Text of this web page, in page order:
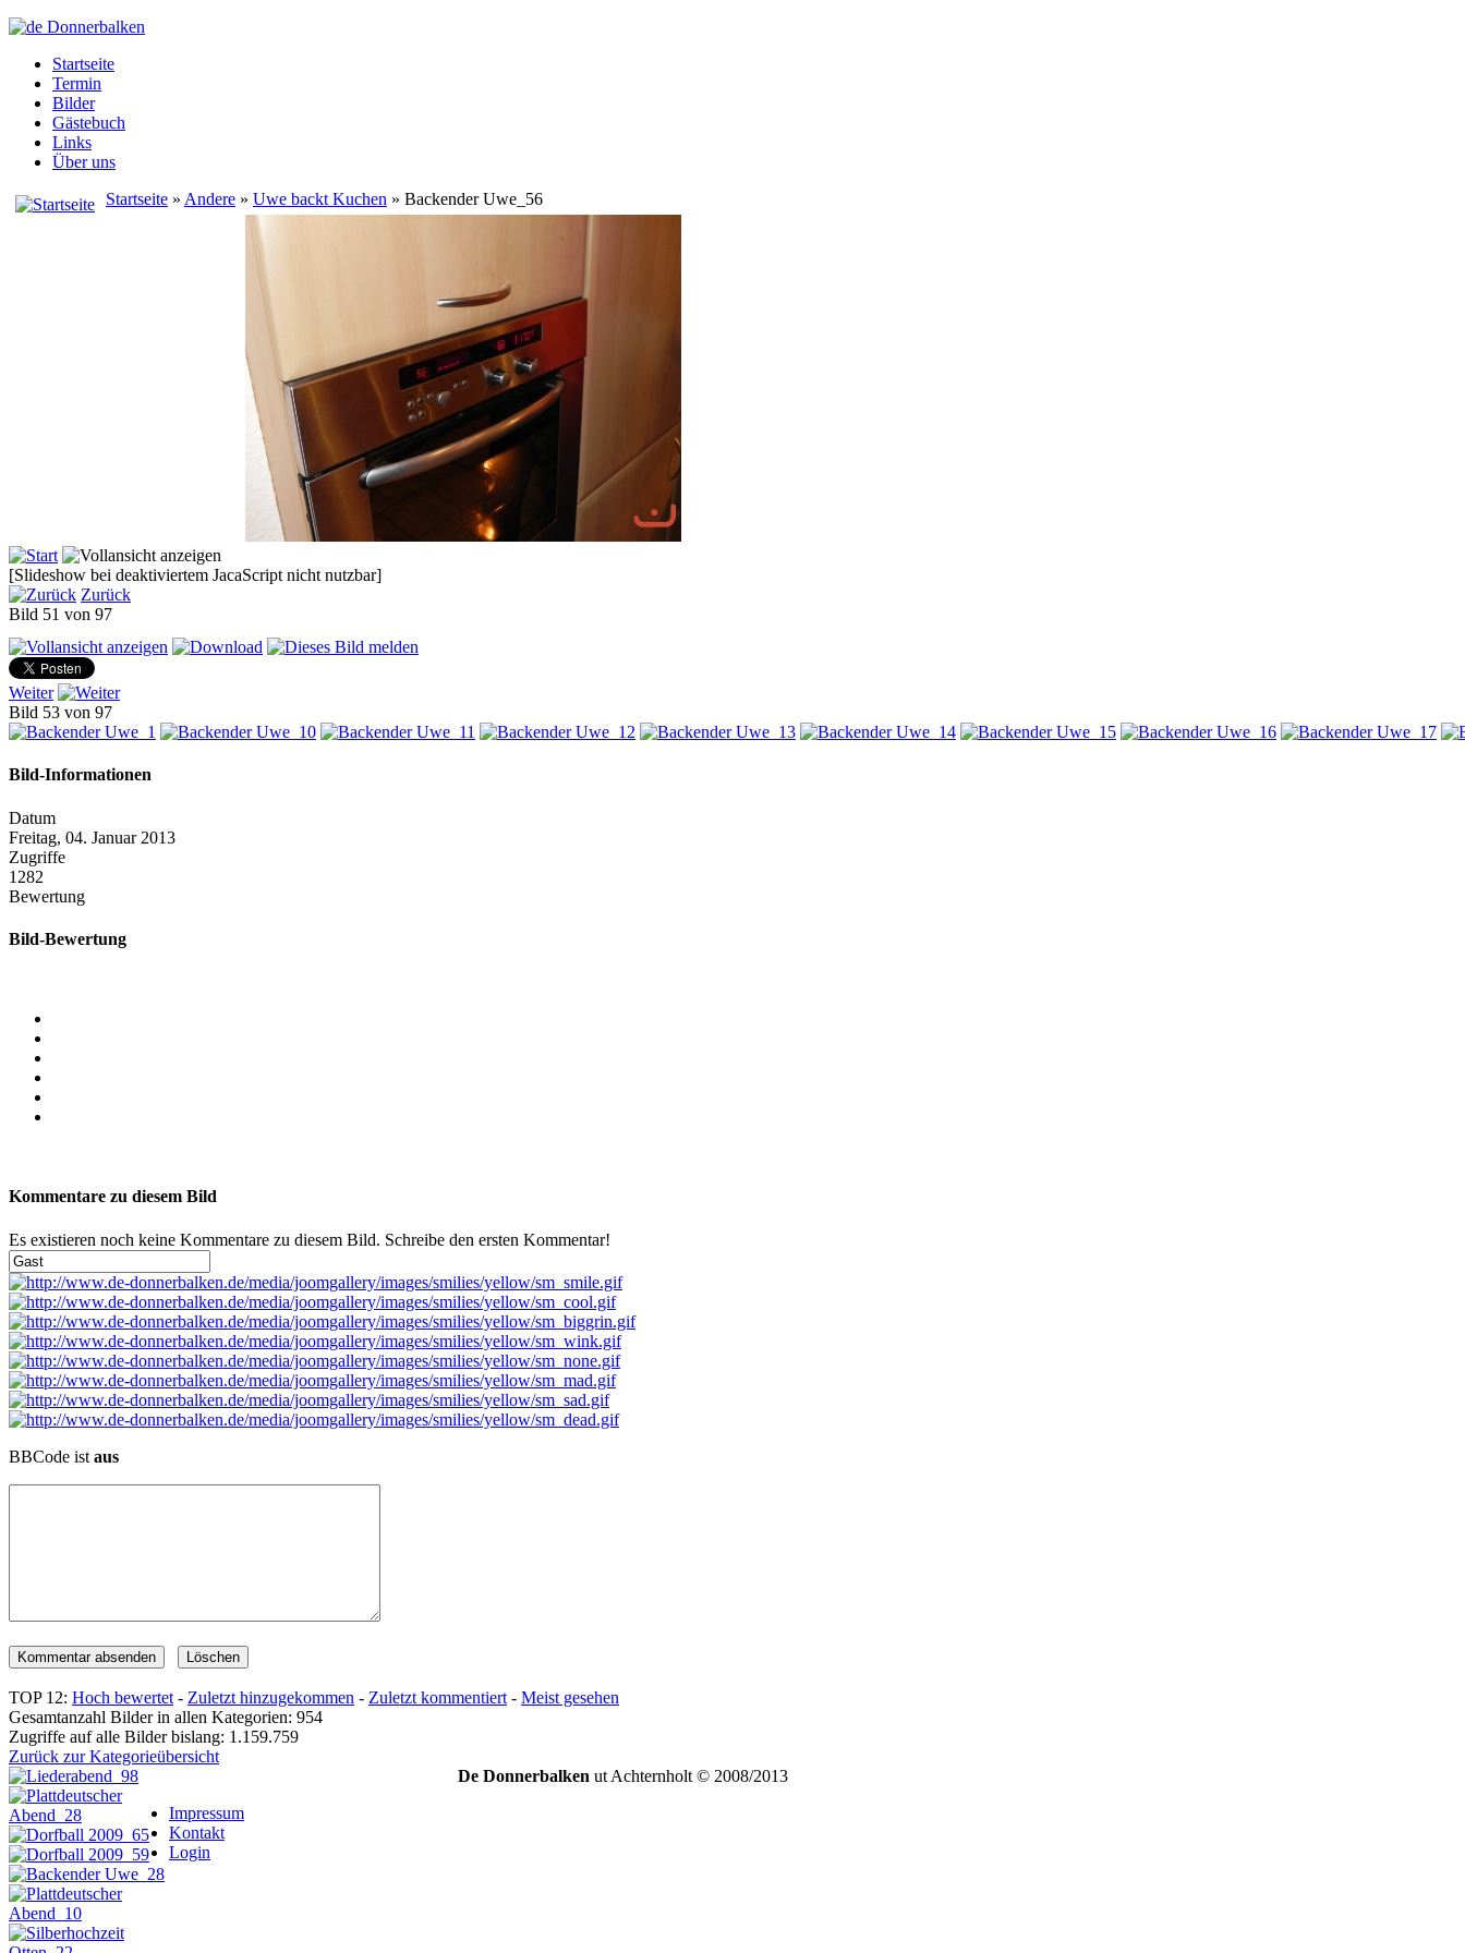
Startseite
Termin
Bilder
Gästebuch
Links
Über uns
Startseite » Andere » Uwe backt Kuchen » Backender Uwe_56
[Slideshow bei deaktiviertem JacaScript nicht nutzbar]
Zurück
Bild 51 von 97
Weiter
Bild 53 von 97
Bild-Informationen
Datum
Freitag, 04. Januar 2013
Zugriffe
1282
Bewertung
Bild-Bewertung
Kommentare zu diesem Bild
Es existieren noch keine Kommentare zu diesem Bild. Schreibe den ersten Kommentar!
BBCode ist aus
TOP 12: Hoch bewertet - Zuletzt hinzugekommen - Zuletzt kommentiert - Meist gesehen
Gesamtanzahl Bilder in allen Kategorien: 954
Zugriffe auf alle Bilder bislang: 1.159.759
Zurück zur Kategorieübersicht
De Donnerbalken ut Achternholt © 2008/2013
Impressum
Kontakt
Login